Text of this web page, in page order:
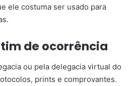
ele costuma ser usado para
de ocorrência
ou pela delegacia virtual do
prints e comprovantes.